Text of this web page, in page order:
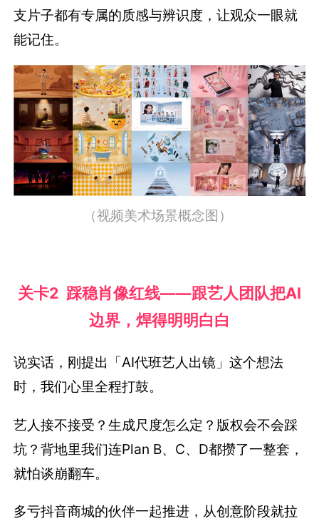
支片子都有专属的质感与辨识度，让观众一眼就
能记住。
（视频美术场景概念图）
关卡2 踩稳肖像红线——跟艺人团队把AI
边界，焊得明明白白
说实话，刚提出「AI代班艺人出镜」这个想法
时，我们心里全程打鼓。
艺人接不接受？生成尺度怎么定？版权会不会踩
坑？背地里我们连Plan B、C、D都攒了一整套，
就怕谈崩翻车。
多亏抖音商城的伙伴一起推进，从创意阶段就拉